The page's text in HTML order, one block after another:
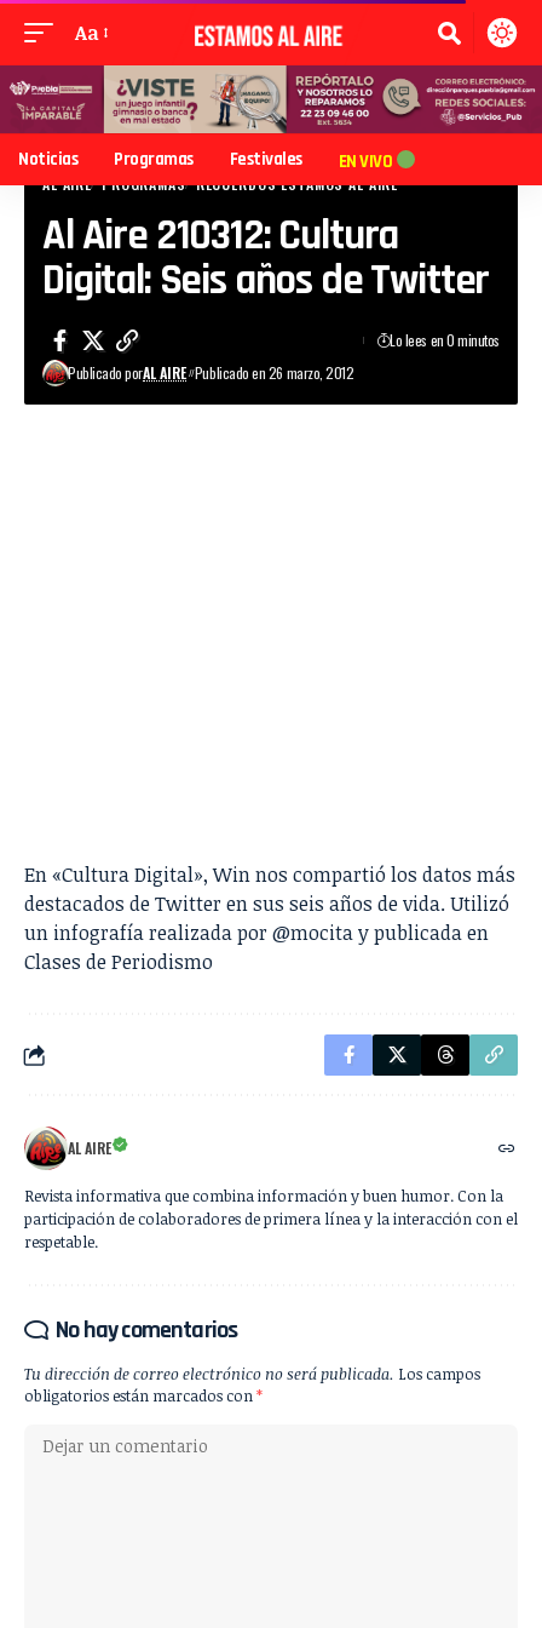
Aa
Noticias Programas Festivales EN VIVO
AL AIRE PROGRAMAS RECUERDOS ESTAMOS AL AIRE
Al Aire 210312: Cultura
Digital: Seis años de Twitter
Publicado porAL AIRE Publicado en 26 marzo, 2012
Lo lees en 0 minutos
En «Cultura Digital»,Winnos compartió los datos más
destacados de Twitter en sus seis años de vida. Utilizó
un infografía realizada por@mocitay publicada en
Clases de Periodismo
AL AIRE
Revista informativa que combina información y buen humor. Con la
participación de colaboradores de primera línea y la interacción con el
respetable.
No hay comentarios
Tu dirección de correo electrónico no será publicada. Los campos
obligatorios están marcados con*